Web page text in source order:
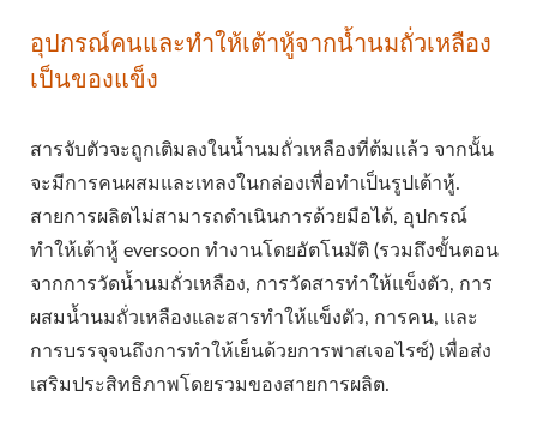
อุปกรณ์คนและทำให้เต้าหู้จากน้ำนมถั่วเหลือง
เป็นของแข็ง
สารจับตัวจะถูกเติมลงในน้ำนมถั่วเหลืองที่ต้มแล้ว จากนั้น
จะมีการคนผสมและเทลงในกล่องเพื่อทำเป็นรูปเต้าหู้.
สายการผลิตไม่สามารถดำเนินการด้วยมือได้, อุปกรณ์
ทำให้เต้าหู้ eversoon ทำงานโดยอัตโนมัติ (รวมถึงขั้นตอน
จากการวัดน้ำนมถั่วเหลือง, การวัดสารทำให้แข็งตัว, การ
ผสมน้ำนมถั่วเหลืองและสารทำให้แข็งตัว, การคน, และ
การบรรจุจนถึงการทำให้เย็นด้วยการพาสเจอไรซ์) เพื่อส่ง
เสริมประสิทธิภาพโดยรวมของสายการผลิต.